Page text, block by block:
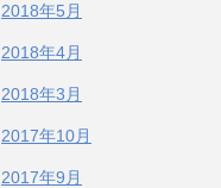
2018年5月
2018年4月
2018年3月
2017年10月
2017年9月